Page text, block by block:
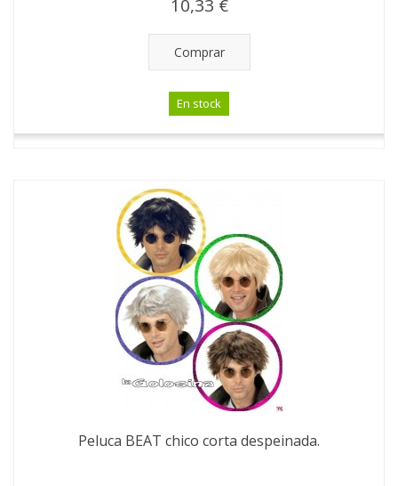
10,33 €
Comprar
En stock
Peluca BEAT chico corta despeinada.